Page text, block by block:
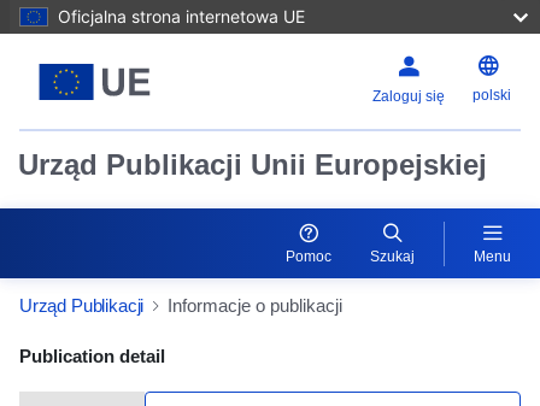
Oficjalna strona internetowa UE
Zaloguj się polski
Urząd Publikacji Unii Europejskiej
Pomoc Szukaj Menu
Urząd Publikacji Informacje o publikacji
Publication Detail Actions Portlet
Publication detail